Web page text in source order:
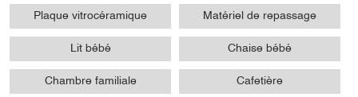
Plaque vitrocéramique Matériel de repassage
Lit bébé Chaise bébé
Chambre familiale Cafetière